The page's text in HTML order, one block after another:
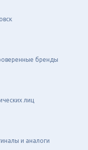
бренды
лиц
и аналоги